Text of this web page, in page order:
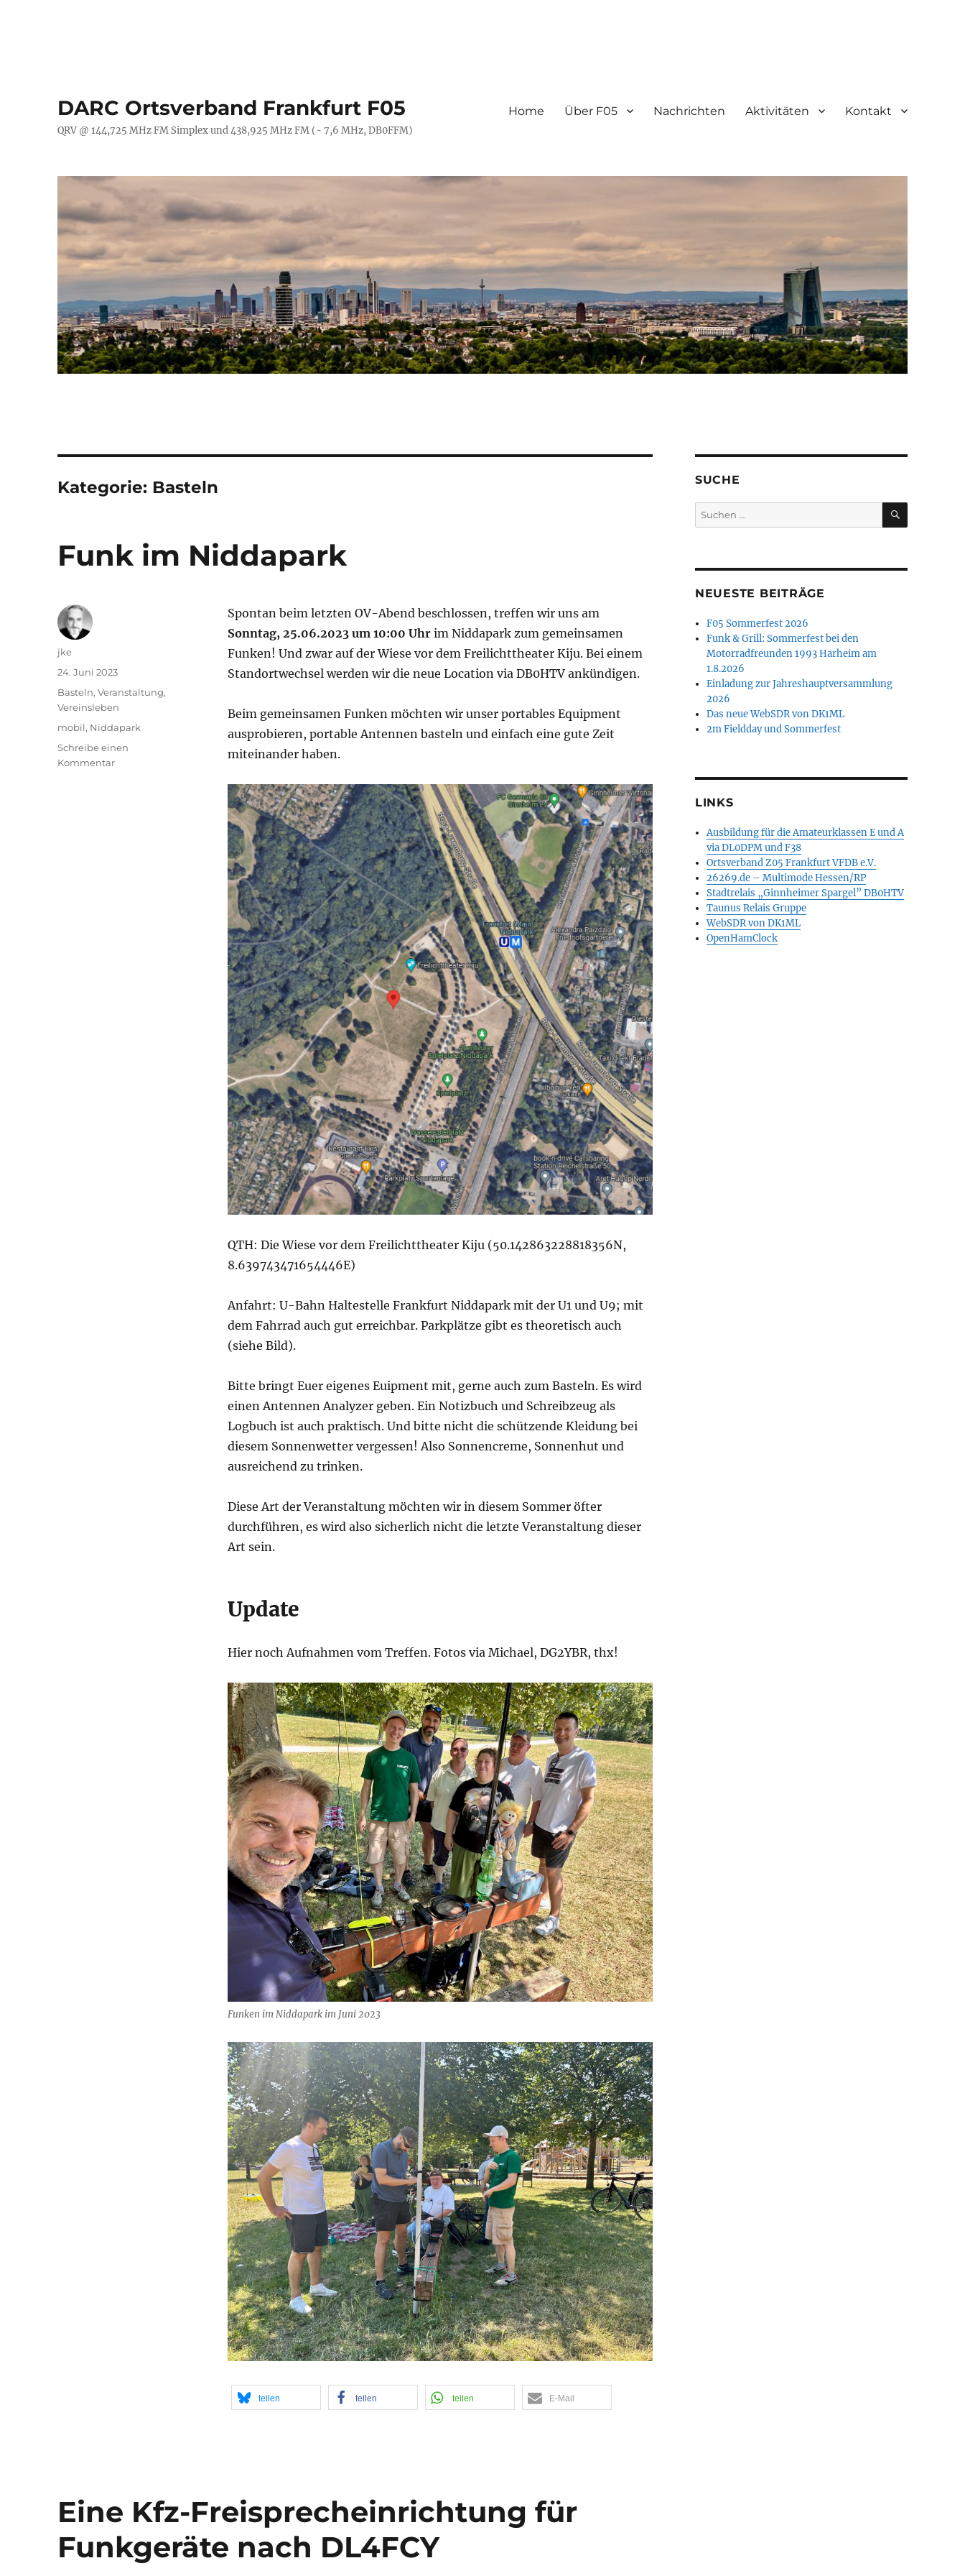
DARC Ortsverband Frankfurt F05
QRV @ 144,725 MHz FM Simplex und 438,925 MHz FM (- 7,6 MHz, DB0FFM)
Home Über F05 Nachrichten Aktivitäten Kontakt
Kategorie: Basteln
Funk im Niddapark
Spontan beim letzten OV-Abend beschlossen, treffen wir uns am
Sonntag, 25.06.2023 um 10:00 Uhrim Niddapark zum gemeinsamen
Funken! Und zwar auf der Wiese vor dem Freilichttheater Kiju. Bei einem
Standortwechsel werden wir die neue Location via DB0HTV ankündigen.
Beim gemeinsamen Funken möchten wir unser portables Equipment
ausprobieren, portable Antennen basteln und einfach eine gute Zeit
miteinander haben.
QTH: Die Wiese vor dem Freilichttheater Kiju (50.142863228818356N,
8.639743471654446E)
Anfahrt: U-Bahn Haltestelle Frankfurt Niddapark mit der U1 und U9; mit
dem Fahrrad auch gut erreichbar. Parkplätze gibt es theoretisch auch
(siehe Bild).
Bitte bringt Euer eigenes Euipment mit, gerne auch zum Basteln. Es wird
einen Antennen Analyzer geben. Ein Notizbuch und Schreibzeug als
Logbuch ist auch praktisch. Und bitte nicht die schützende Kleidung bei
diesem Sonnenwetter vergessen! Also Sonnencreme, Sonnenhut und
ausreichend zu trinken.
Diese Art der Veranstaltung möchten wir in diesem Sommer öfter
durchführen, es wird also sicherlich nicht die letzte Veranstaltung dieser
Art sein.
Update
Hier noch Aufnahmen vom Treffen. Fotos via Michael, DG2YBR, thx!
Funken im Niddapark im Juni 2023
teilen teilen teilen E-Mail
Autor
jke
Veröffentlicht
24. Juni 2023
Kategorien
Basteln,Veranstaltung,
Vereinsleben
Schlagwörter
mobil, Niddapark
Schreibe einen
Kommentarzu
Eine Kfz-Freisprecheinrichtung für
Funkgeräte nach DL4FCY
SUCHE
Suchen
nach:
SUCHEN
NEUESTE BEITRÄGE
F05 Sommerfest 2026
Funk & Grill: Sommerfest bei den
Motorradfreunden 1993 Harheim am
1.8.2026
Einladung zur Jahreshauptversammlung
2026
Das neue WebSDR von DK1ML
2m Fieldday und Sommerfest
LINKS
Ausbildung für die Amateurklassen E und A
via DL0DPM und F38
Ortsverband Z05 Frankfurt VFDB e.V.
26269.de – Multimode Hessen/RP
Stadtrelais „Ginnheimer Spargel” DB0HTV
Taunus Relais Gruppe
WebSDR von DK1ML
OpenHamClock